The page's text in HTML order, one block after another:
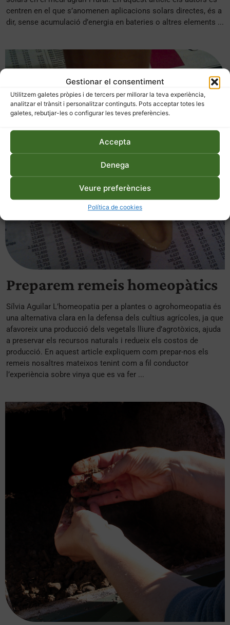
Gestionar el consentiment
Utilitzem galetes pròpies i de tercers per millorar la teva experiència,
analitzar el trànsit i personalitzar continguts. Pots acceptar totes les
galetes, rebutjar-les o configurar les teves preferències.
Accepta
Denega
Veure preferències
Política de cookies
centren en el que s’anomenen aplicacions solars directes, és a
dir, sense acumulació d’energia en bateries o altres elements ...
Preparem remeis homeopàtics
Sílvia Aguilar L’homeopatia per a plantes o agrohomeopatia és
una alternativa clara en la defensa dels cultius agrícoles, ja que
afavoreix una producció dels vegetals lliure d’agrotòxics, ajuda
a preservar els recursos naturals i redueix els costos de
producció. En aquest article expliquem com prepar-nos els
remeis nosaltres mateixos tenint com a fil conductor
l’experiència sobre vinya que es va fer ...